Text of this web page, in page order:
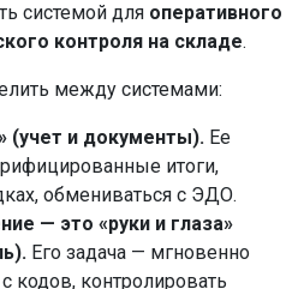
системой для оперативного
контроля на складе.
между системами:
(учет и документы). Ее
итоги,
обмениваться с ЭДО.
— это «руки и глаза»
Его задача — мгновенно
кодов, контролировать